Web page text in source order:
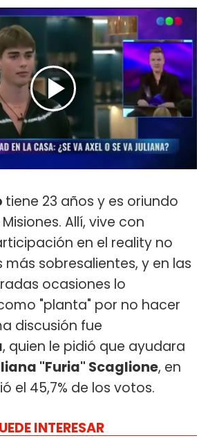
tiene 23 años y es oriundo
Allí, vive con
en el reality no
más sobresalientes, y en las
ocasiones lo
"planta" por no hacer
discusión fue
, quien le pidió que ayudara
"Furia" Scaglione, en
el 45,7% de los votos.
INTERESAR